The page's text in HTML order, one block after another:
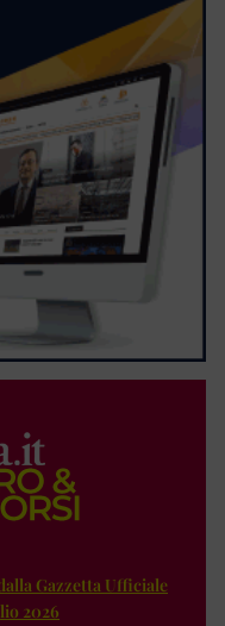
Gazzetta Ufficiale
2026